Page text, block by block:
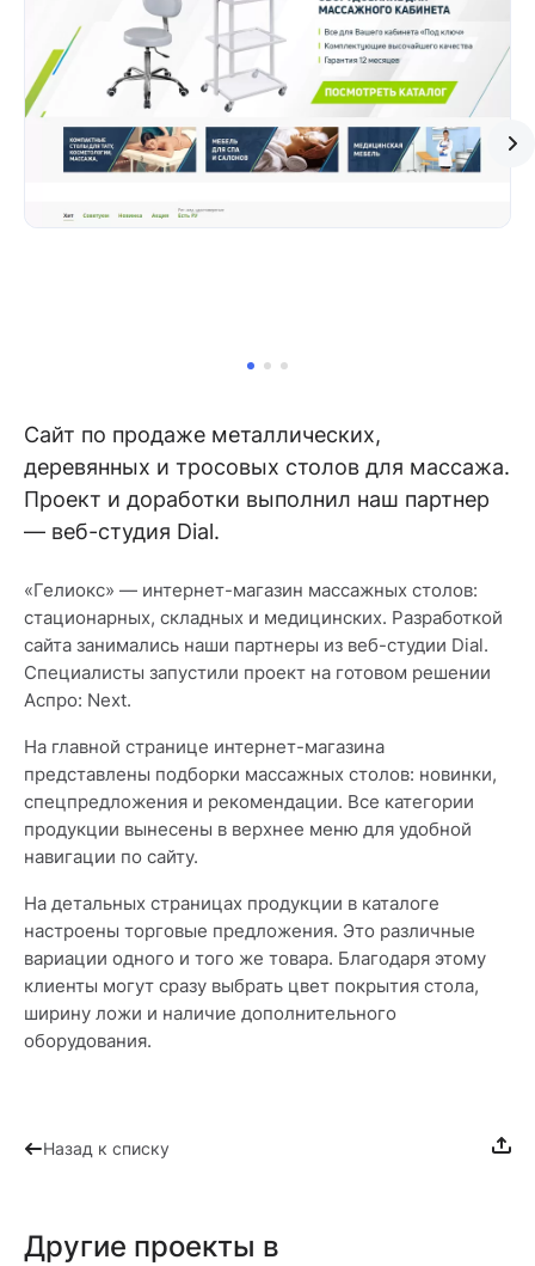
Сайт по продаже металлических,
деревянных и тросовых столов для массажа.
Проект и доработки выполнил наш партнер
— веб-студия Dial.
«Гелиокс» — интернет-магазин массажных столов:
стационарных, складных и медицинских. Разработкой
сайта занимались наши партнеры из веб-студии Dial.
Специалисты запустили проект на готовом решении
Аспро: Next.
На главной странице интернет-магазина
представлены подборки массажных столов: новинки,
спецпредложения и рекомендации. Все категории
продукции вынесены в верхнее меню для удобной
навигации по сайту.
На детальных страницах продукции в каталоге
настроены торговые предложения. Это различные
вариации одного и того же товара. Благодаря этому
клиенты могут сразу выбрать цвет покрытия стола,
ширину ложи и наличие дополнительного
оборудования.
Назад к списку
Другие проекты в